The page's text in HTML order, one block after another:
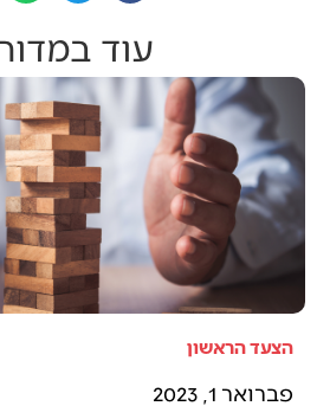
עוד
הצעד הראשון
פברואר 1, 2023